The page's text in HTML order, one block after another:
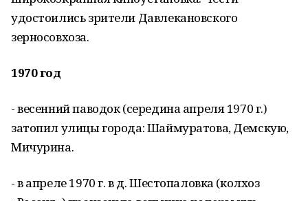
удостоились зрители Давлекановского
зерносовхоза.
1970 год
- весенний паводок (середина апреля 1970 г.)
затопил улицы города: Шаймуратова, Демскую,
Мичурина.
- в апреле 1970 г. в д. Шестопаловка (колхоз